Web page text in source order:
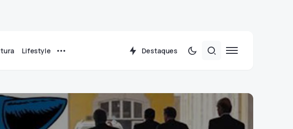
Lifestyle Destaques